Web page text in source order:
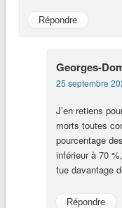
Répondre
Georges-
25 septembre
J’en retiens
morts toutes
pourcentage
inférieur à 70
tue davantage
Répondre